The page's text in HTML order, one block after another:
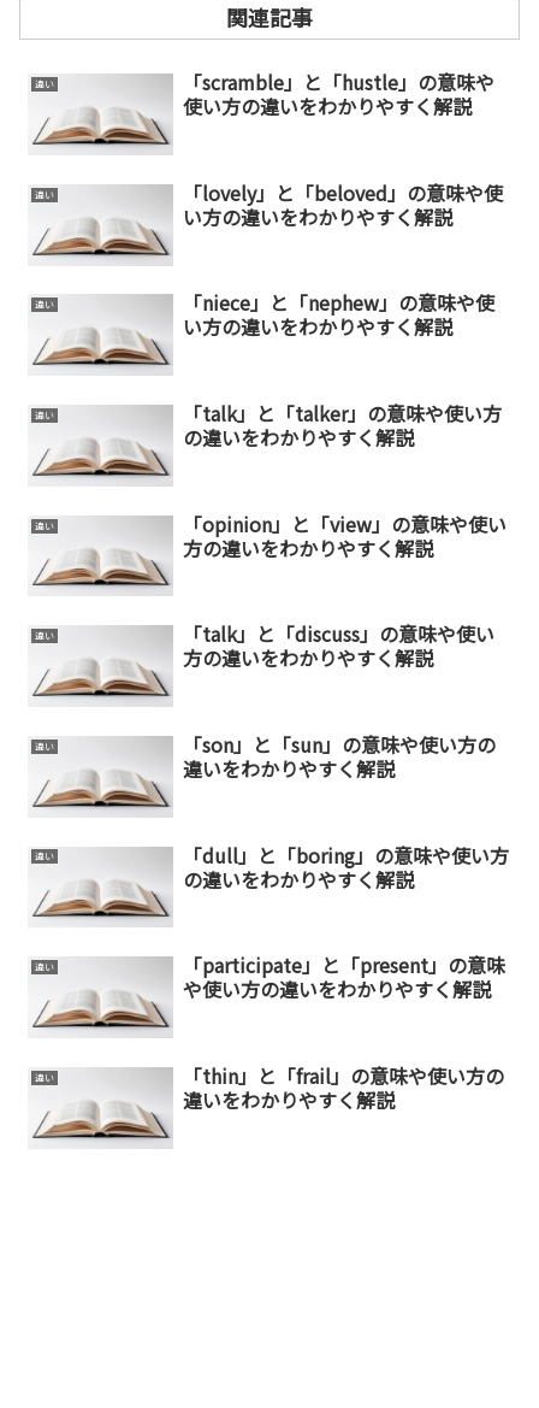
関連記事
違い
「scramble」と「hustle」の意味や
使い方の違いをわかりやすく解説
違い
「lovely」と「beloved」の意味や使
い方の違いをわかりやすく解説
違い
「niece」と「nephew」の意味や使
い方の違いをわかりやすく解説
違い
「talk」と「talker」の意味や使い方
の違いをわかりやすく解説
違い
「opinion」と「view」の意味や使い
方の違いをわかりやすく解説
違い
「talk」と「discuss」の意味や使い
方の違いをわかりやすく解説
違い
「son」と「sun」の意味や使い方の
違いをわかりやすく解説
違い
「dull」と「boring」の意味や使い方
の違いをわかりやすく解説
違い
「participate」と「present」の意味
や使い方の違いをわかりやすく解説
違い
「thin」と「frail」の意味や使い方の
違いをわかりやすく解説